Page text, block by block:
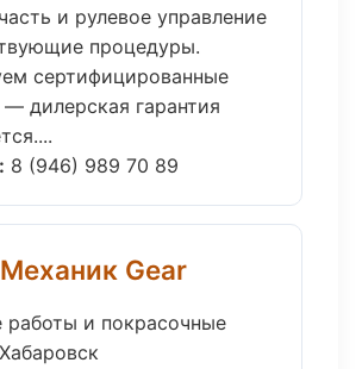
и рулевое управление
процедуры.
сертифицированные
— дилерская гарантия
8 (946) 989 70 89
Механик Gear
работы и покрасочные